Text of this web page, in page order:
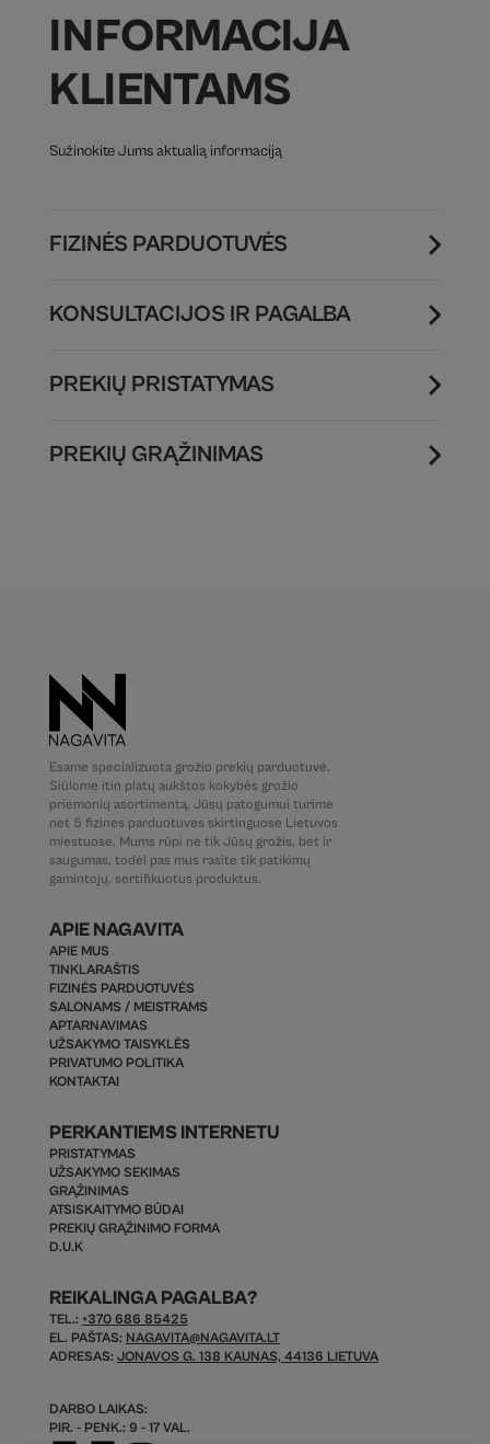
INFORMACIJA
KLIENTAMS
Sužinokite Jums aktualią informaciją
FIZINĖS PARDUOTUVĖS
KONSULTACIJOS IR PAGALBA
PREKIŲ PRISTATYMAS
PREKIŲ GRĄŽINIMAS
Esame specializuota grožio prekių parduotuvė.
Siūlome itin platų aukštos kokybės grožio
priemonių asortimentą. Jūsų patogumui turime
net 5 fizines parduotuves skirtinguose Lietuvos
miestuose. Mums rūpi ne tik Jūsų grožis, bet ir
saugumas, todėl pas mus rasite tik patikimų
gamintojų, sertifikuotus produktus.
APIE NAGAVITA
APIE MUS
TINKLARAŠTIS
FIZINĖS PARDUOTUVĖS
SALONAMS / MEISTRAMS
APTARNAVIMAS
UŽSAKYMO TAISYKLĖS
PRIVATUMO POLITIKA
KONTAKTAI
PERKANTIEMS INTERNETU
PRISTATYMAS
UŽSAKYMO SEKIMAS
GRĄŽINIMAS
ATSISKAITYMO BŪDAI
PREKIŲ GRĄŽINIMO FORMA
D.U.K
REIKALINGA PAGALBA?
TEL.: +370 686 85425
EL. PAŠTAS: NAGAVITA@NAGAVITA.LT
ADRESAS: JONAVOS G. 138 KAUNAS, 44136 LIETUVA
DARBO LAIKAS:
PIR. - PENK.: 9 - 17 VAL.